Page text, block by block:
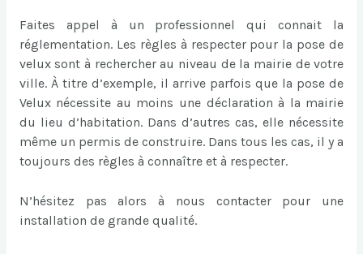
Faites appel à un professionnel qui connait la
réglementation. Les règles à respecter pour la pose de
velux sont à rechercher au niveau de la mairie de votre
ville. À titre d’exemple, il arrive parfois que la pose de
Velux nécessite au moins une déclaration à la mairie
du lieu d’habitation. Dans d’autres cas, elle nécessite
même un permis de construire. Dans tous les cas, il y a
toujours des règles à connaître et à respecter.
N’hésitez pas alors à nous contacter pour une
installation de grande qualité.